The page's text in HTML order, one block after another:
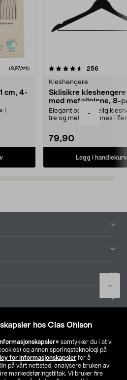
hos Clas Ohlson
samtykker du i at vi
og annen sporingsteknologi på
for informasjonskapsler for å
på vårt nettsted, analysere bruken av
markedsføringstiltak. Vi bruker fire
-
+
(9,97/stk)
cm, 4-
i
256
Kleshengere
Sklisikre
med metallpinne, 8-
Elegant og skikkelig
tre og metall – finnes i
79,90
Legg i handlekurv
4.5av 5 stjerner
din butikk
NO FI